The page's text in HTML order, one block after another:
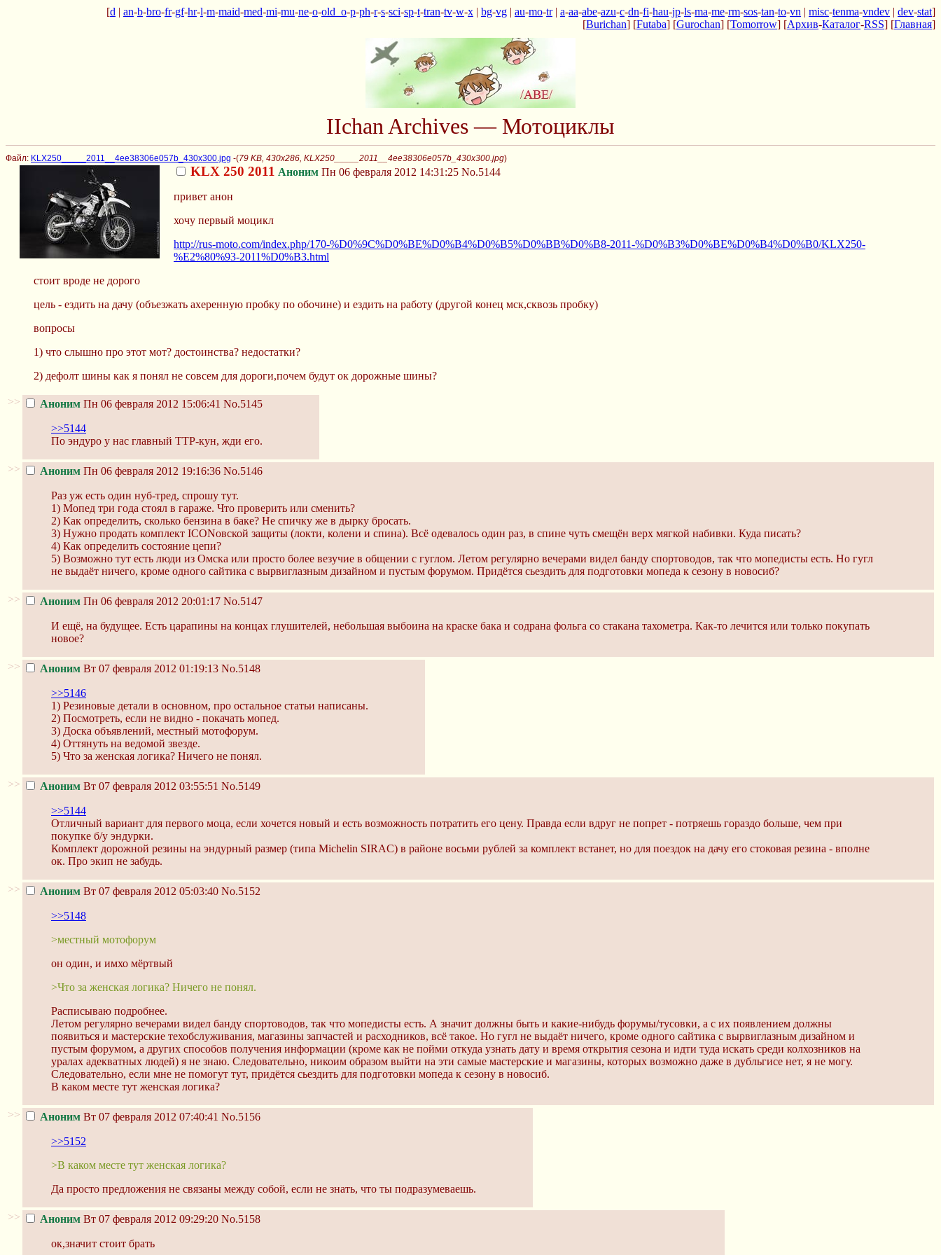
[d | an-b-bro-fr-gf-hr-l-m-maid-med-mi-mu-ne-o-old_o-p-ph-r-s-sci-sp-t-tran-tv-w-x | bg-vg | au-mo-tr| a-aa-abe-azu-c-dn-fi-hau-jp-ls-ma-me-rm-sos-tan-to-vn | misc-tenma-vndev | dev-stat]
[Burichan] [Futaba] [Gurochan] [Tomorrow] [Архив-Каталог-RSS] [Главная]
IIchan Archives — Мотоциклы
Файл: KLX250_____2011__4ee38306e057b_430x300.jpg -(79 KB, 430x286, KLX250_____2011__4ee38306e057b_430x300.jpg)
KLX 250 2011 Аноним Пн 06 февраля 2012 14:31:25 No.5144
привет анон
хочу первый моцикл
http://rus-moto.com/index.php/170-%D0%9C%D0%BE%D0%B4%D0%B5%D0%BB%D0%B8-2011-%D0%B3%D0%BE%D0%B4%D0%B0/KLX250-
%E2%80%93-2011%D0%B3.html
стоит вроде не дорого
цель - ездить на дачу (объезжать ахеренную пробку по обочине) и ездить на работу (другой конец мск,сквозь пробку)
вопросы
1) что слышно про этот мот? достоинства? недостатки?
2) дефолт шины как я понял не совсем для дороги,почем будут ок дорожные шины?
>> Аноним Пн 06 февраля 2012 15:06:41 No.5145
>>5144
По эндуро у нас главный ТТР-кун, жди его.
>> Аноним Пн 06 февраля 2012 19:16:36 No.5146
Раз уж есть один нуб-тред, спрошу тут.
1) Мопед три года стоял в гараже. Что проверить или сменить?
2) Как определить, сколько бензина в баке? Не спичку же в дырку бросать.
3) Нужно продать комплект ICONовской защиты (локти, колени и спина). Всё одевалось один раз, в спине чуть смещён верх мягкой набивки. Куда писать?
4) Как определить состояние цепи?
5) Возможно тут есть люди из Омска или просто более везучие в общении с гуглом. Летом регулярно вечерами видел банду спортоводов, так что мопедисты есть. Но гугл
не выдаёт ничего, кроме одного сайтика с вырвиглазным дизайном и пустым форумом. Придётся сьездить для подготовки мопеда к сезону в новосиб?
>> Аноним Пн 06 февраля 2012 20:01:17 No.5147
И ещё, на будущее. Есть царапины на концах глушителей, небольшая выбоина на краске бака и содрана фольга со стакана тахометра. Как-то лечится или только покупать
новое?
>> Аноним Вт 07 февраля 2012 01:19:13 No.5148
>>5146
1) Резиновые детали в основном, про остальное статьи написаны.
2) Посмотреть, если не видно - покачать мопед.
3) Доска объявлений, местный мотофорум.
4) Оттянуть на ведомой звезде.
5) Что за женская логика? Ничего не понял.
>> Аноним Вт 07 февраля 2012 03:55:51 No.5149
>>5144
Отличный вариант для первого моца, если хочется новый и есть возможность потратить его цену. Правда если вдруг не попрет - потряешь гораздо больше, чем при
покупке б/у эндурки.
Комплект дорожной резины на эндурный размер (типа Michelin SIRAC) в районе восьми рублей за комплект встанет, но для поездок на дачу его стоковая резина - вполне
ок. Про экип не забудь.
>> Аноним Вт 07 февраля 2012 05:03:40 No.5152
>>5148
>местный мотофорум
он один, и имхо мёртвый
>Что за женская логика? Ничего не понял.
Расписываю подробнее.
Летом регулярно вечерами видел банду спортоводов, так что мопедисты есть. А значит должны быть и какие-нибудь форумы/тусовки, а с их появлением должны
появиться и мастерские техобслуживания, магазины запчастей и расходников, всё такое. Но гугл не выдаёт ничего, кроме одного сайтика с вырвиглазным дизайном и
пустым форумом, а других способов получения информации (кроме как не пойми откуда узнать дату и время открытия сезона и идти туда искать среди колхозников на
уралах адекватных людей) я не знаю. Следовательно, никоим образом выйти на эти самые мастерские и магазины, которых возможно даже в дубльгисе нет, я не могу.
Следовательно, если мне не помогут тут, придётся сьездить для подготовки мопеда к сезону в новосиб.
В каком месте тут женская логика?
>> Аноним Вт 07 февраля 2012 07:40:41 No.5156
>>5152
>В каком месте тут женская логика?
Да просто предложения не связаны между собой, если не знать, что ты подразумеваешь.
>> Аноним Вт 07 февраля 2012 09:29:20 No.5158
ок,значит стоит брать